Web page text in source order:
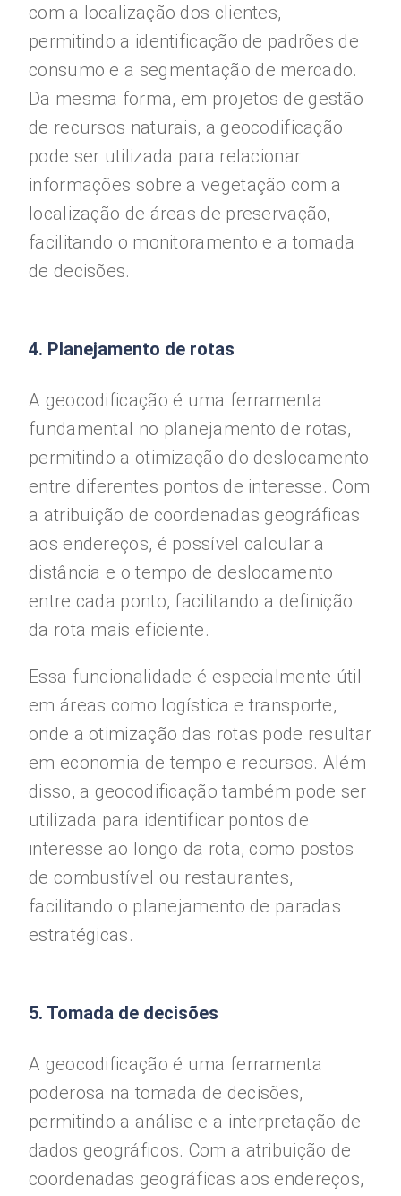
com a localização dos clientes,
permitindo a identificação de padrões de
consumo e a segmentação de mercado.
Da mesma forma, em projetos de gestão
de recursos naturais, a geocodificação
pode ser utilizada para relacionar
informações sobre a vegetação com a
localização de áreas de preservação,
facilitando o monitoramento e a tomada
de decisões.
4. Planejamento de rotas
A geocodificação é uma ferramenta
fundamental no planejamento de rotas,
permitindo a otimização do deslocamento
entre diferentes pontos de interesse. Com
a atribuição de coordenadas geográficas
aos endereços, é possível calcular a
distância e o tempo de deslocamento
entre cada ponto, facilitando a definição
da rota mais eficiente.
Essa funcionalidade é especialmente útil
em áreas como logística e transporte,
onde a otimização das rotas pode resultar
em economia de tempo e recursos. Além
disso, a geocodificação também pode ser
utilizada para identificar pontos de
interesse ao longo da rota, como postos
de combustível ou restaurantes,
facilitando o planejamento de paradas
estratégicas.
5. Tomada de decisões
A geocodificação é uma ferramenta
poderosa na tomada de decisões,
permitindo a análise e a interpretação de
dados geográficos. Com a atribuição de
coordenadas geográficas aos endereços,